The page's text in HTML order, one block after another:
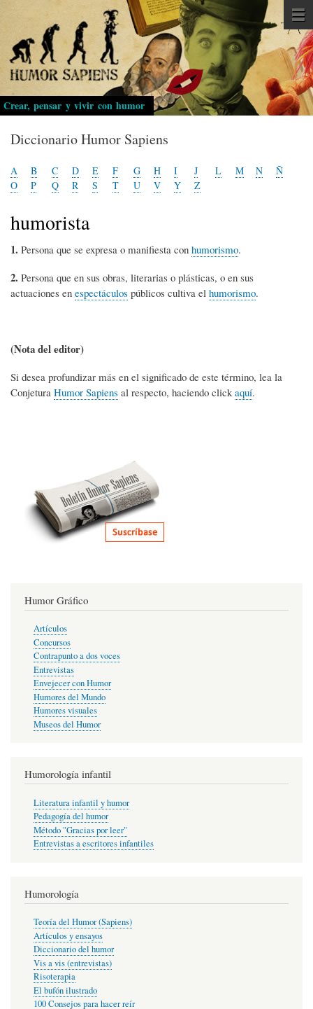
Pasar
al
contenido
principal
Crear, pensar y vivir con humor
Diccionario Humor Sapiens
A B C D E F G H I J L M N
Ñ
O
P Q R S T U V Y Z
humorista
1. Persona que se expresa o manifiesta con humorismo.
2. Persona que en sus obras, literarias o plásticas, o en sus
actuaciones en espectáculos públicos cultiva el humorismo.
(Nota del editor)
Si desea profundizar más en el significado de este término, lea la
Conjetura Humor Sapiens al respecto, haciendo click aquí.
Humor Gráfico
Artículos
Concursos
Contrapunto a dos voces
Entrevistas
Envejecer con Humor
Humores del Mundo
Humores visuales
Museos del Humor
Humorología infantil
Literatura infantil y humor
Pedagogía del humor
Método "Gracias por leer"
Entrevistas a escritores infantiles
Humorología
Teoría del Humor (Sapiens)
Artículos y ensayos
Diccionario del humor
Vis a vis (entrevistas)
Risoterapia
El bufón ilustrado
100 Consejos para hacer reír